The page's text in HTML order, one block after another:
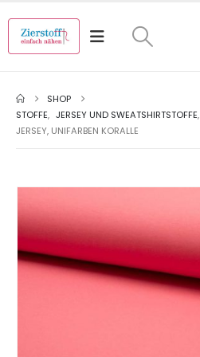
SHOP
STOFFE, JERSEY UND SWEATSHIRTSTOFFE,
JERSEY, UNIFARBEN KORALLE